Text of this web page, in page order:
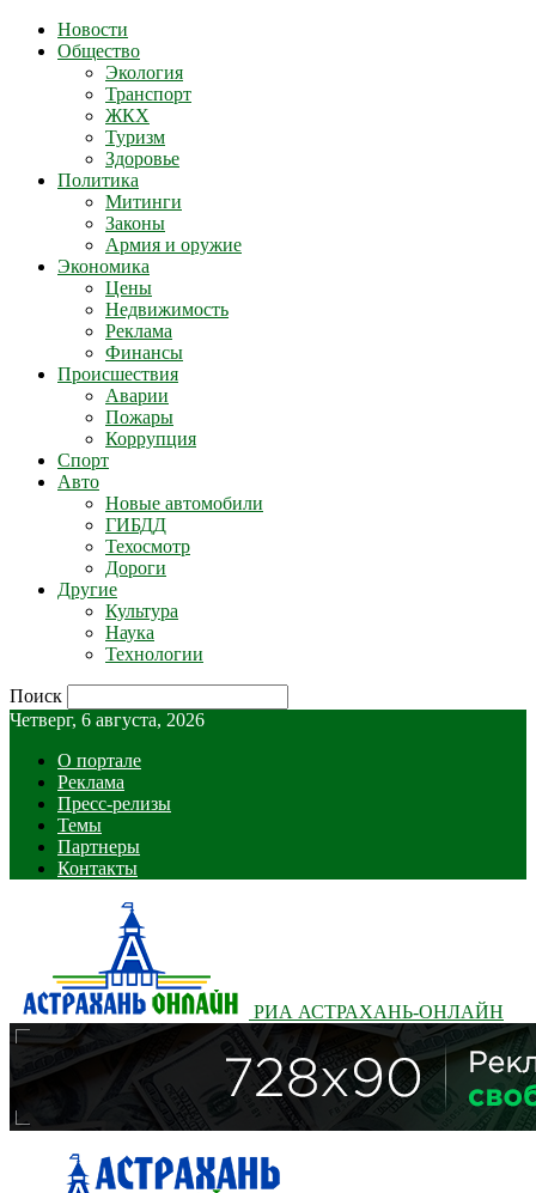
Новости
Общество
Экология
Транспорт
ЖКХ
Туризм
Здоровье
Политика
Митинги
Законы
Армия и оружие
Экономика
Цены
Недвижимость
Реклама
Финансы
Происшествия
Аварии
Пожары
Коррупция
Спорт
Авто
Новые автомобили
ГИБДД
Техосмотр
Дороги
Другие
Культура
Наука
Технологии
Поиск
Четверг, 6 августа, 2026
О портале
Реклама
Пресс-релизы
Темы
Партнеры
Контакты
РИА АСТРАХАНЬ-ОНЛАЙН